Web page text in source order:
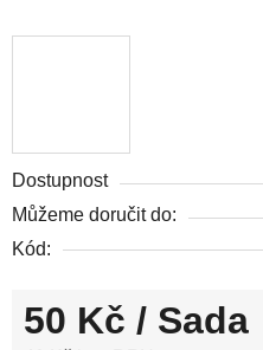
Dostupnost
Můžeme doručit do:
Kód:
50 Kč / Sada